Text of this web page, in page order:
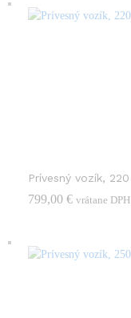
Prívesný vozík,
799,00 € vrátane DPH